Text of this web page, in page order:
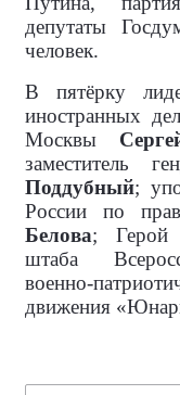
депутаты
человек.
В пятёрку
иностранных
Москвы
заместитель
Поддубный;
России по
Белова; Герой
штаба
военно-
движения